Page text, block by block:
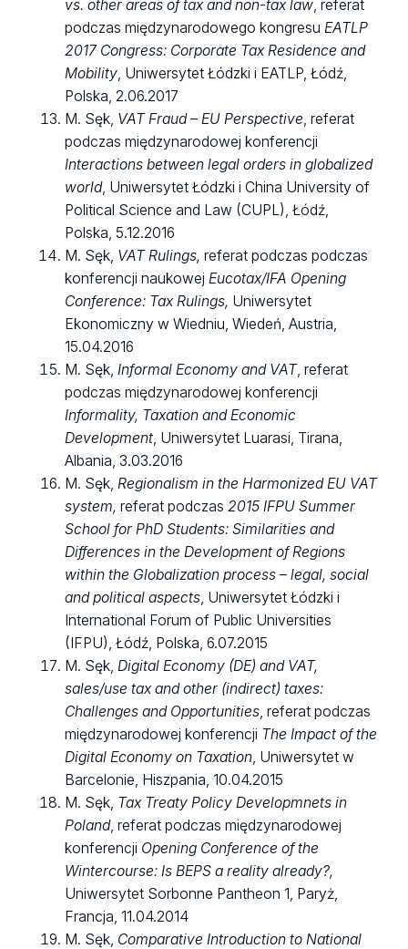
vs. other areas of tax and non-tax law, referat
podczas międzynarodowego kongresuEATLP
2017 Congress: Corporate Tax Residence and
Mobility, Uniwersytet Łódzki i EATLP, Łódź,
Polska, 2.06.2017
M. Sęk, VAT Fraud – EU Perspective, referat
podczas międzynarodowej konferencji
Interactions between legal orders in globalized
world, Uniwersytet Łódzki i China University of
Political Science and Law (CUPL), Łódź,
Polska, 5.12.2016
M. Sęk, VAT Rulings,referat podczas podczas
konferencji naukowejEucotax/IFA Opening
Conference: Tax Rulings, Uniwersytet
Ekonomiczny w Wiedniu, Wiedeń, Austria,
15.04.2016
M. Sęk,Informal Economy and VAT, referat
podczas międzynarodowej konferencji
Informality, Taxation and Economic
Development, Uniwersytet Luarasi, Tirana,
Albania, 3.03.2016
M. Sęk, Regionalism in the Harmonized EU VAT
system,referat podczas 2015 IFPU Summer
School for PhD Students: Similarities and
Differences in the Development of Regions
within the Globalization process – legal, social
and political aspects, Uniwersytet Łódzki i
International Forum of Public Universities
(IFPU), Łódź, Polska, 6.07.2015
M. Sęk,Digital Economy (DE) and VAT,
sales/use tax and other (indirect) taxes:
Challenges and Opportunities, referat podczas
międzynarodowej konferencji The Impact of the
Digital Economy on Taxation, Uniwersytet w
Barcelonie, Hiszpania, 10.04.2015
M. Sęk, Tax Treaty Policy Developmnets in
Poland, referat podczas międzynarodowej
konferencji Opening Conference of the
Wintercourse: Is BEPS a reality already?,
Uniwersytet Sorbonne Pantheon 1, Paryż,
Francja, 11.04.2014
M. Sęk, Comparative Introduction to National